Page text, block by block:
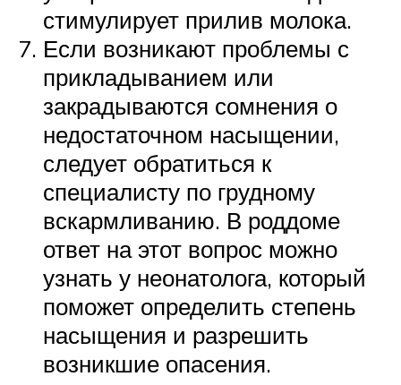
стимулирует прилив молока.
Если возникают проблемы с
прикладыванием или
закрадываются сомнения о
недостаточном насыщении,
следует обратиться к
специалисту по грудному
вскармливанию. В роддоме
ответ на этот вопрос можно
узнать у неонатолога, который
поможет определить степень
насыщения и разрешить
возникшие опасения.